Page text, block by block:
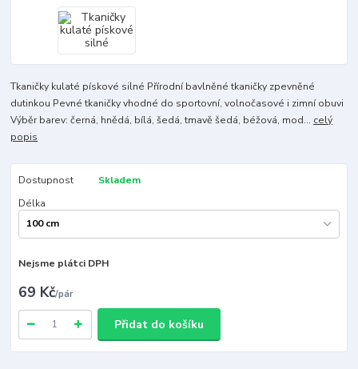
Tkaničky kulaté pískové silné Přírodní bavlněné tkaničky zpevněné
dutinkou Pevné tkaničky vhodné do sportovní, volnočasové i zimní obuvi
Výběr barev: černá, hnědá, bílá, šedá, tmavě šedá, béžová, mod... celý
popis
Dostupnost
Skladem
Délka
Nejsme plátci DPH
69 Kč/pár
Přidat do košíku